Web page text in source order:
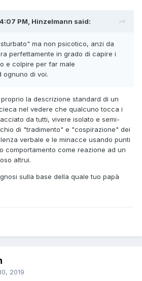
PM, Hinzelmann said:
ma non psicotico, anzi da
perfettamente in grado di capire i
e colpire per far male
ognuno di voi.
la descrizione standard di un
nel vedere che qualcuno tocca i
da tutti, vivere isolato e semi-
di "tradimento" e "cospirazione" dei
verbale e le minacce usando punti
comportamento come reazione ad un
altrui.
sulla base della quale tuo papà
2019